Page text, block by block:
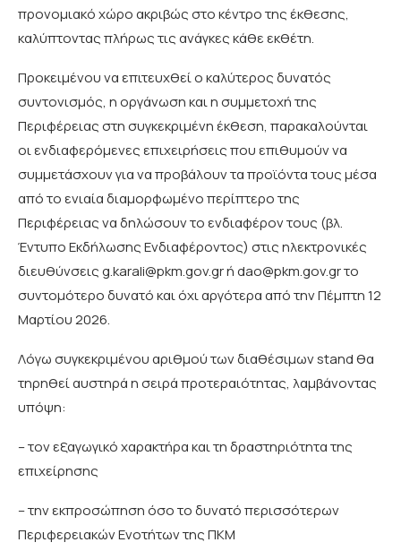
προνομιακό χώρο ακριβώς στο κέντρο της έκθεσης,
καλύπτοντας πλήρως τις ανάγκες κάθε εκθέτη.
Προκειμένου να επιτευχθεί ο καλύτερος δυνατός
συντονισμός, η οργάνωση και η συμμετοχή της
Περιφέρειας στη συγκεκριμένη έκθεση, παρακαλούνται
οι ενδιαφερόμενες επιχειρήσεις που επιθυμούν να
συμμετάσχουν για να προβάλουν τα προϊόντα τους μέσα
από το ενιαία διαμορφωμένο περίπτερο της
Περιφέρειας να δηλώσουν το ενδιαφέρον τους (βλ.
Έντυπο Εκδήλωσης Ενδιαφέροντος) στις ηλεκτρονικές
διευθύνσεις g.karali@pkm.gov.gr ή dao@pkm.gov.gr το
συντομότερο δυνατό και όχι αργότερα από την Πέμπτη 12
Μαρτίου 2026.
Λόγω συγκεκριμένου αριθμού των διαθέσιμων stand θα
τηρηθεί αυστηρά η σειρά προτεραιότητας, λαμβάνοντας
υπόψη:
– τον εξαγωγικό χαρακτήρα και τη δραστηριότητα της
επιχείρησης
– την εκπροσώπηση όσο το δυνατό περισσότερων
Περιφερειακών Ενοτήτων της ΠΚΜ